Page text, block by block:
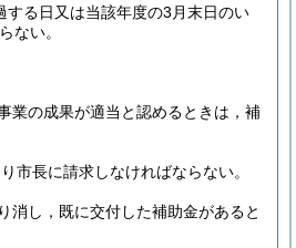
する日又は当該年度の3月末日のい
ない。
業の成果が適当と認めるときは，補
市長に請求しなければならない。
消し，既に交付した補助金があると